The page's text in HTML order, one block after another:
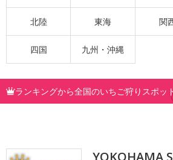
北陸 東海 関
四国 九州・沖縄
ランキングから全国のいちご狩りスポッ
YOKOHAMA